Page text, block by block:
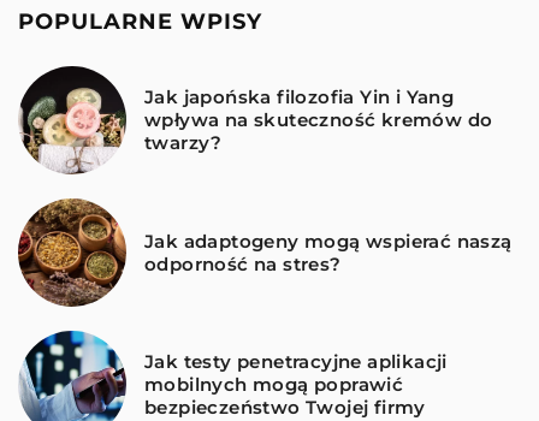
POPULARNE WPISY
Jak japońska filozofia Yin i Yang
wpływa na skuteczność kremów do
twarzy?
Jak adaptogeny mogą wspierać naszą
odporność na stres?
Jak testy penetracyjne aplikacji
mobilnych mogą poprawić
bezpieczeństwo Twojej firmy